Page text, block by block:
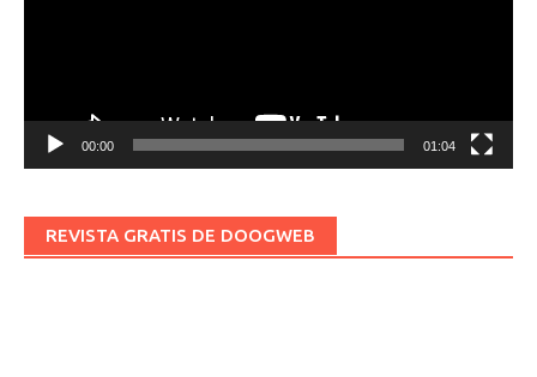
00:00 01:04
REVISTA GRATIS DE DOOGWEB